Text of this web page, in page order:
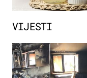
VIJESTI